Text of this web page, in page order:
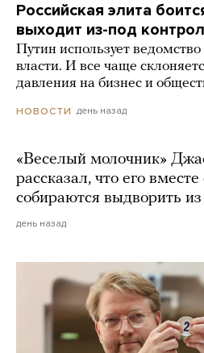
Российская элита
выходит из-под
Путин использует
власти. И все чаще
давления на бизнес и
НОВОСТИ день назад
«Веселый молочник»
рассказал, что его
собираются выдворить
день назад